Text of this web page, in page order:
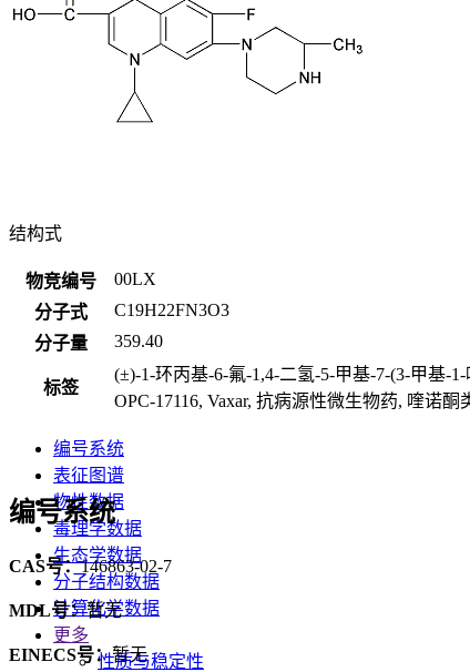
结构式
物竞编号
00LX
分子式
C19H22FN3O3
分子量
359.40
标签
(±)-1-环丙基-6-氟-1,4-二氢-5-甲基-7-(3-甲基-1-
OPC-17116, Vaxar, 抗病源性微生物药, 喹诺酮
编号系统
表征图谱
物性数据
毒理学数据
生态学数据
分子结构数据
计算化学数据
更多
性质与稳定性
编号系统
CAS号：146863-02-7
MDL号：暂无
EINECS号：暂无